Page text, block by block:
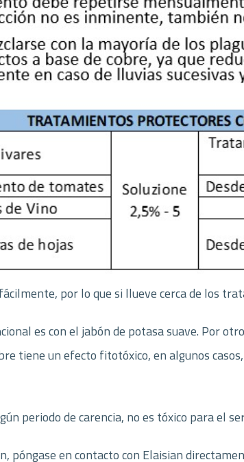
por lo que si llueve cerca de los
es con el jabón de potasa suave. Por
tiene un efecto fitotóxico, en algunos
periodo de carencia, no es tóxico para el
póngase en contacto con Elaisian